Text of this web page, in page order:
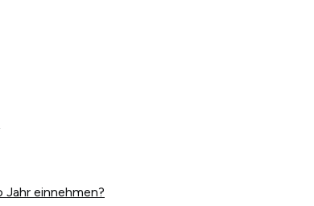
einnehmen?